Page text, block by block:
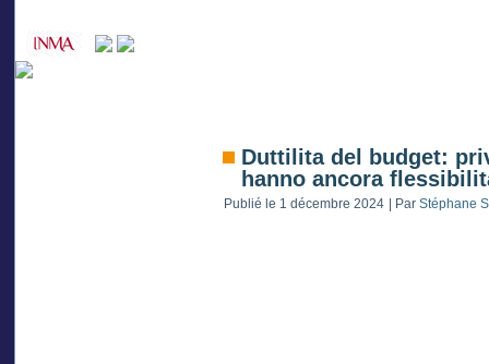
Duttilita del budget:
hanno ancora
Publié le 1 décembre 2024 Par Stéphane